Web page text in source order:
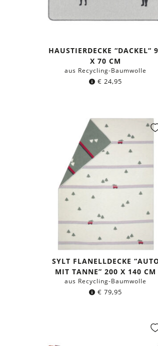
HAUSTIERDECKE “DACKEL“
X 70 CM
aus Recycling-Baumwolle
€ 24,95
SYLT FLANELLDECKE
MIT TANNE” 200 X 140 CM
aus Recycling-Baumwolle
€ 79,95